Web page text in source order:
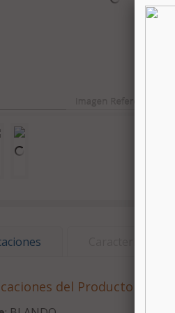
del Producto